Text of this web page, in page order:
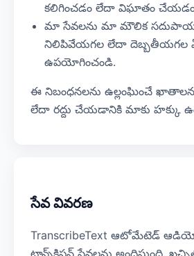
కలిగించడం లేదా విఘాతం
మా సేవలను మా మౌలిక
నిలిపివేయగల లేదా దెబ్బతీయగల
ఉపయోగించండి.
ఈ నిబంధనలను ఉల్లంఘించే
లేదా రద్దు చేయడానికి మాకు హక్కు
సేవ వివరణ
TranscribeText ఆటోమేటెడ్